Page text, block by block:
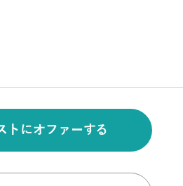
トにオファーする